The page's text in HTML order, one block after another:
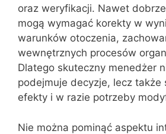
oraz weryfikacji. Nawet
mogą wymagać korekty w
warunków otoczenia,
wewnętrznych procesów
Dlatego skuteczny menedżer
podejmuje decyzje, lecz także
efekty i w razie potrzeby
Nie można pominąć aspektu